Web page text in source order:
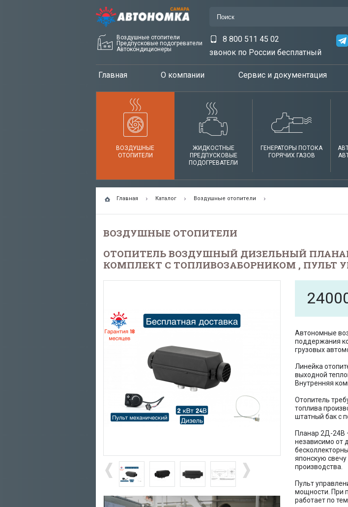
Воздушные отопители
Предпусковые подогреватели
Автокондиционеры
8 800 511 45 02
звонок по России бесплатный
Главная О компании Сервис и документация
ВОЗДУШНЫЕ
ОТОПИТЕЛИ
ЖИДКОСТНЫЕ
ПРЕДПУСКОВЫЕ
ПОДОГРЕВАТЕЛИ
ГЕНЕРАТОРЫ ПОТОКА
ГОРЯЧИХ ГАЗОВ
Главная Каталог Воздушные отопители
ВОЗДУШНЫЕ ОТОПИТЕЛИ
ОТОПИТЕЛЬ ВОЗДУШНЫЙ ДИЗЕЛЬНЫЙ
КОМПЛЕКТ С ТОПЛИВОЗАБОРНИКОМ , ПУЛЬТ
Автономные
поддержания
грузовых
Линейка
выходной
Внутренняя
Отопитель
топлива
штатный бак с
Планар 2Д-24В
независимо от
японскую
производства.
Пульт
мощности. При
работает по